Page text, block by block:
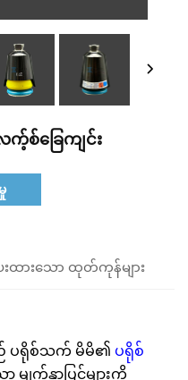
က့်စ်ခြေကျင်း
ထားသော ထုတ်ကုန်များ
ပရိုစ်သက် မိမိ၏ ပရိုစ်
ျက်နှာပြင်များကို